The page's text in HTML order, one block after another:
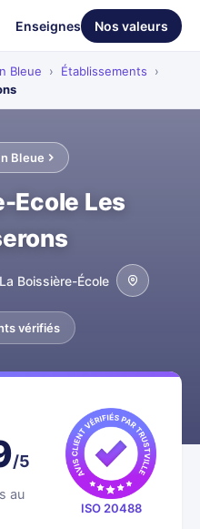
Enseignes Nos valeurs
Bleue › Établissements
›
Bleue
Ecole Les
Boissière-École
vérifiés
/5
au
ISO 20488